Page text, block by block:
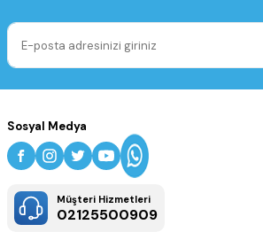
Sosyal Medya
Müşteri Hizmetleri
02125500909